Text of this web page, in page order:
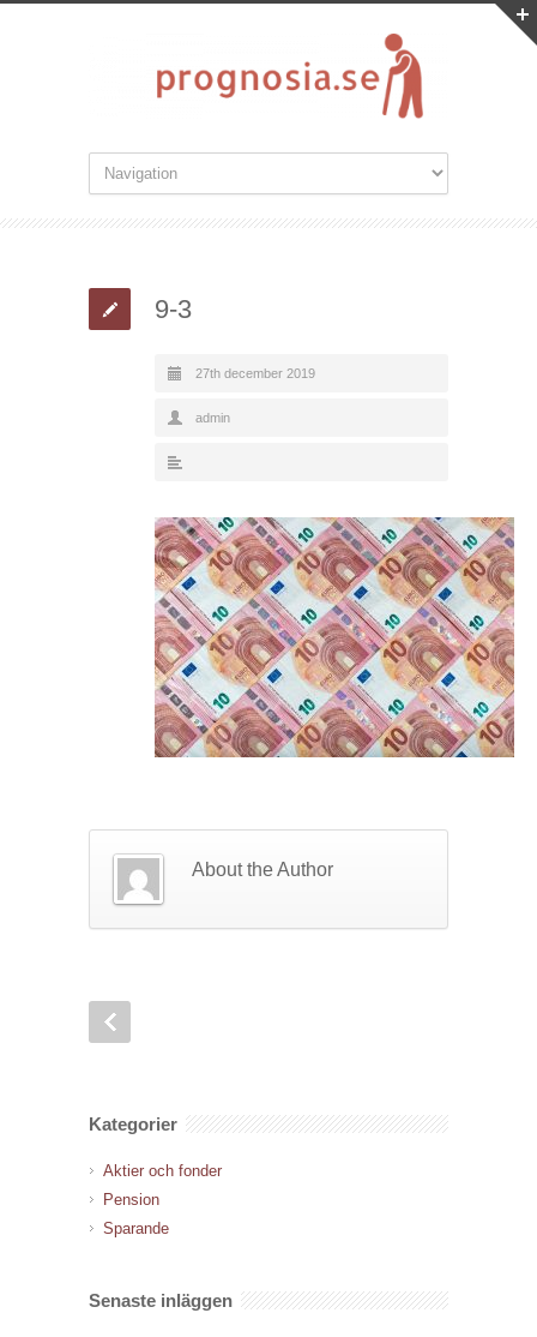
9-3
27th december 2019
admin
About the Author
Kategorier
Aktier och fonder
Pension
Sparande
Senaste inläggen